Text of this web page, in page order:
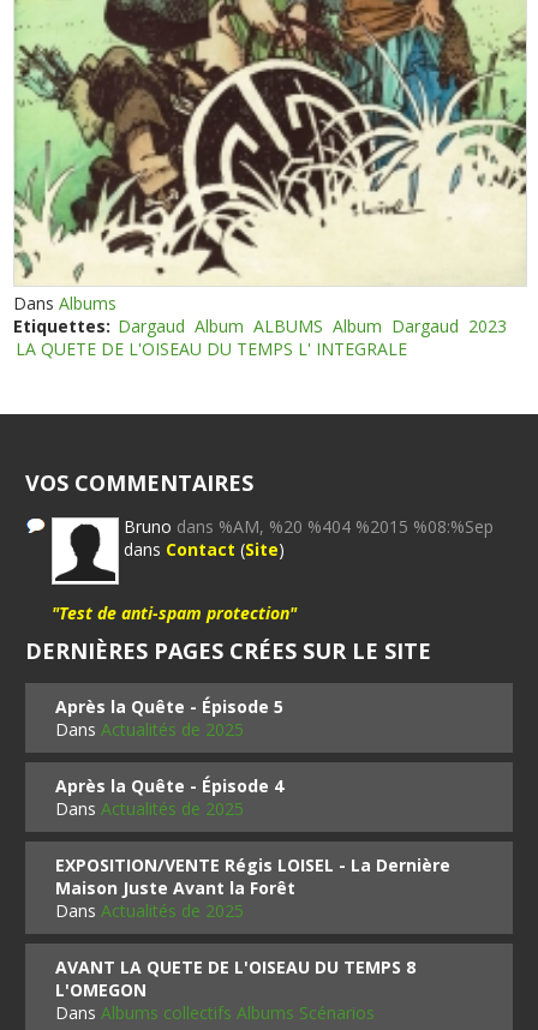
DansAlbums
Etiquettes: Dargaud Album ALBUMS Album Dargaud 2023
LA QUETE DE L'OISEAU DU TEMPS L' INTEGRALE
VOS COMMENTAIRES
Bruno dans %AM, %20 %404 %2015 %08:%Sep
dans Contact (Site)
"Test de anti-spam protection"
DERNIÈRES PAGES CRÉES SUR LE SITE
Après la Quête - Épisode 5
DansActualités de 2025
Après la Quête - Épisode 4
DansActualités de 2025
EXPOSITION/VENTE Régis LOISEL - La Dernière
Maison Juste Avant la Forêt
DansActualités de 2025
AVANT LA QUETE DE L'OISEAU DU TEMPS 8
L'OMEGON
DansAlbums collectifs Albums Scénarios